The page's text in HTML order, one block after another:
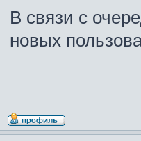
В связи с
новых